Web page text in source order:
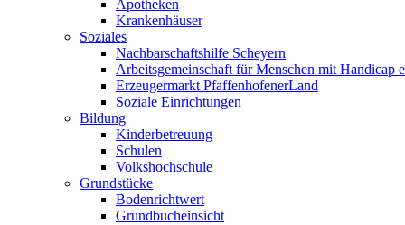
Apotheken
Krankenhäuser
Soziales
Nachbarschaftshilfe Scheyern
Arbeitsgemeinschaft für Menschen mit Handicap
Erzeugermarkt PfaffenhofenerLand
Soziale Einrichtungen
Bildung
Kinderbetreuung
Schulen
Volkshochschule
Grundstücke
Bodenrichtwert
Grundbucheinsicht